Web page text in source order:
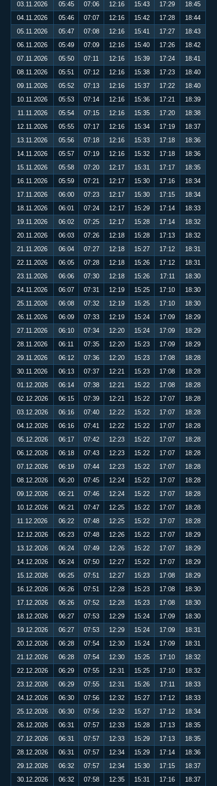
03.11.2026 05:45 07:06 12:16 15:43 17:29
18:45
04.11.2026
05:46 07:07 12:16 15:42 17:28
18:44
05.11.2026
05:47 07:08 12:16 15:41 17:27
18:43
06.11.2026
05:49 07:09 12:16 15:40 17:26
18:42
07.11.2026
05:50 07:11 12:16 15:39 17:24
18:41
08.11.2026
05:51 07:12 12:16 15:38 17:23
18:40
09.11.2026
05:52 07:13 12:16 15:37 17:22
18:40
10.11.2026
05:53 07:14 12:16 15:36 17:21
18:39
11.11.2026
05:54 07:15 12:16 15:35 17:20
18:38
12.11.2026
05:55 07:17 12:16 15:34 17:19
18:37
13.11.2026
05:56 07:18 12:16 15:33 17:18
18:36
14.11.2026
05:57 07:19 12:16 15:32 17:18
18:36
15.11.2026
05:58 07:20 12:17 15:31 17:17
18:35
16.11.2026
05:59 07:21 12:17 15:30 17:16
18:34
17.11.2026
06:00 07:23 12:17 15:30 17:15
18:34
18.11.2026
06:01 07:24 12:17 15:29 17:14
18:33
19.11.2026
06:02 07:25 12:17 15:28 17:14
18:32
20.11.2026
06:03 07:26 12:18 15:28 17:13
18:32
21.11.2026
06:04 07:27 12:18 15:27 17:12
18:31
22.11.2026
06:05 07:28 12:18 15:26 17:12
18:31
23.11.2026
06:06 07:30 12:18 15:26 17:11
18:30
24.11.2026
06:07 07:31 12:19 15:25 17:10
18:30
25.11.2026
06:08 07:32 12:19 15:25 17:10
18:30
26.11.2026
06:09 07:33 12:19 15:24 17:09
18:29
27.11.2026
06:10 07:34 12:20 15:24 17:09
18:29
28.11.2026
06:11 07:35 12:20 15:23 17:09
18:29
29.11.2026
06:12 07:36 12:20 15:23 17:08
18:28
30.11.2026
06:13 07:37 12:21 15:23 17:08
18:28
01.12.2026
06:14 07:38 12:21 15:22 17:08
18:28
02.12.2026
06:15 07:39 12:21 15:22 17:07
18:28
03.12.2026
06:16 07:40 12:22 15:22 17:07
18:28
04.12.2026
06:16 07:41 12:22 15:22 17:07
18:28
05.12.2026
06:17 07:42 12:23 15:22 17:07
18:28
06.12.2026
06:18 07:43 12:23 15:22 17:07
18:28
07.12.2026
06:19 07:44 12:23 15:22 17:07
18:28
08.12.2026
06:20 07:45 12:24 15:22 17:07
18:28
09.12.2026
06:21 07:46 12:24 15:22 17:07
18:28
10.12.2026
06:21 07:47 12:25 15:22 17:07
18:28
11.12.2026
06:22 07:48 12:25 15:22 17:07
18:28
12.12.2026
06:23 07:48 12:26 15:22 17:07
18:29
13.12.2026
06:24 07:49 12:26 15:22 17:07
18:29
14.12.2026
06:24 07:50 12:27 15:22 17:07
18:29
15.12.2026
06:25 07:51 12:27 15:23 17:08
18:29
16.12.2026
06:26 07:51 12:28 15:23 17:08
18:30
17.12.2026
06:26 07:52 12:28 15:23 17:08
18:30
18.12.2026
06:27 07:53 12:29 15:24 17:09
18:30
19.12.2026
06:27 07:53 12:29 15:24 17:09
18:31
20.12.2026
06:28 07:54 12:30 15:24 17:09
18:31
21.12.2026
06:28 07:54 12:30 15:25 17:10
18:32
22.12.2026
06:29 07:55 12:31 15:25 17:10
18:32
23.12.2026
06:29 07:55 12:31 15:26 17:11
18:33
24.12.2026
06:30 07:56 12:32 15:27 17:12
18:33
25.12.2026
06:30 07:56 12:32 15:27 17:12
18:34
26.12.2026
06:31 07:57 12:33 15:28 17:13
18:35
27.12.2026
06:31 07:57 12:33 15:29 17:13
18:35
28.12.2026
06:31 07:57 12:34 15:29 17:14
18:36
29.12.2026
06:32 07:57 12:34 15:30 17:15
18:37
30.12.2026
06:32 07:58 12:35 15:31 17:16
18:37